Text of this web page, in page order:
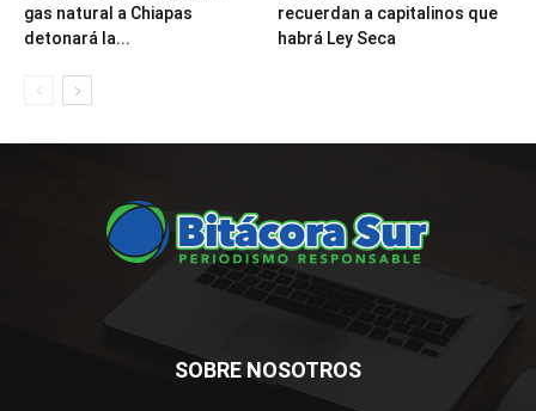
gas natural a Chiapas
detonará la...
recuerdan a capitalinos que
habrá Ley Seca
SOBRE NOSOTROS